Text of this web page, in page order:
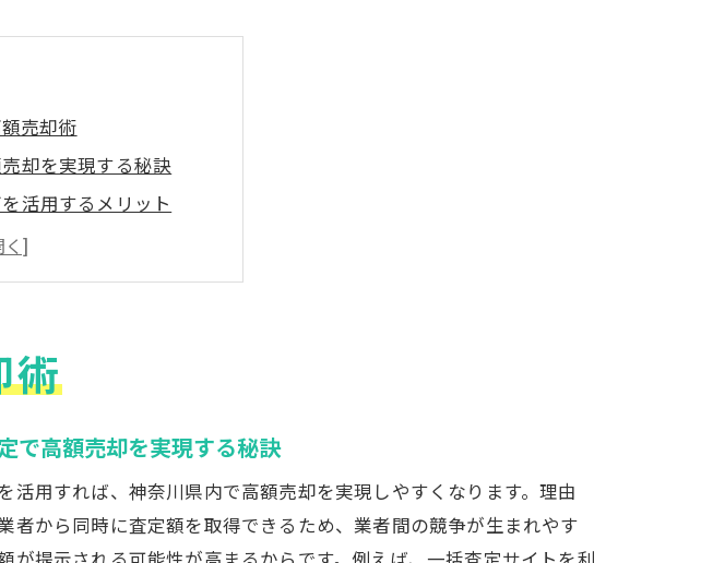
売却術
却を実現する秘訣
活用するメリット
いポイントとは
古車情報収集術
成功させるコツ
査定活用
的な売却を目指す方法
か迷った時の選び方
と上手な活用法
術
で高額売却を実現する秘訣
活用すれば、神奈川県内で高額売却を実現しやすくなります。理由
者から同時に査定額を取得できるため、業者間の競争が生まれやす